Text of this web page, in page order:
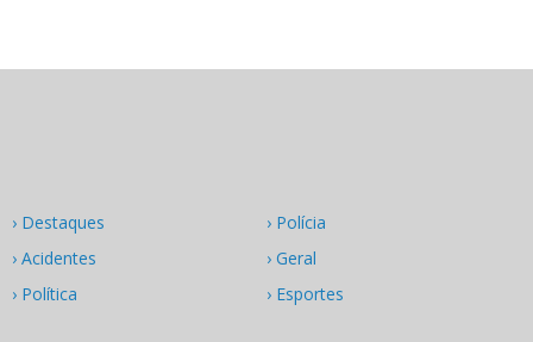
› Destaques
› Acidentes
› Política
› Polícia
› Geral
› Esportes